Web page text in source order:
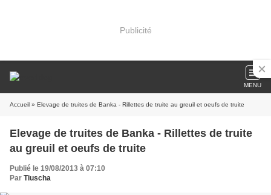
Publicité
MENU
Accueil » Elevage de truites de Banka - Rillettes de truite au greuil et oeufs de truite
Elevage de truites de Banka - Rillettes de truite
au greuil et oeufs de truite
Publié le 19/08/2013 à 07:10
Par Tiuscha